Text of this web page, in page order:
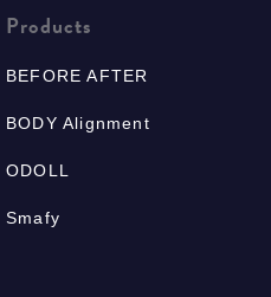
Products
BEFORE AFTER
BODY Alignment
ODOLL
Smafy